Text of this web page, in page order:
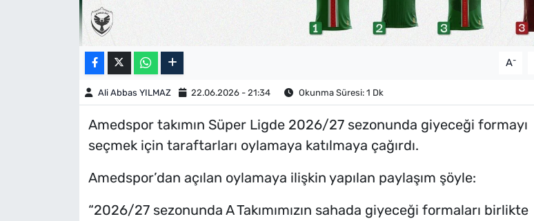
A-
Ali Abbas YILMAZ 22.06.2026 - 21:34 Okunma Süresi: 1 Dk
Amedspor takımın Süper Ligde 2026/27 sezonunda giyeceği formayı
seçmek için taraftarları oylamaya katılmaya çağırdı.
Amedspor’dan açılan oylamaya ilişkin yapılan paylaşım şöyle:
“2026/27 sezonunda A Takımımızın sahada giyeceği formaları birlikte